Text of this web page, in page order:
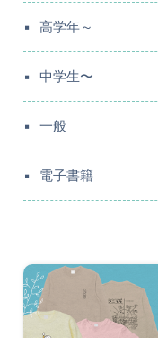
高学年～
中学生〜
一般
電子書籍